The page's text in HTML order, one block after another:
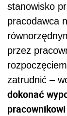
stanowisko
pracodawca
przez
zatrudnić –
dokonać